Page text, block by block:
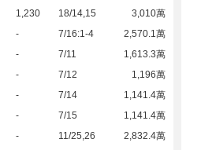
1,230 18/14,15
3,010萬
- 7/16:1-4
2,570.1萬
- 7/11
1,613.3萬
- 7/12
1,196萬
- 7/14
1,141.4萬
- 7/15
1,141.4萬
- 11/25,26
2,832.4萬